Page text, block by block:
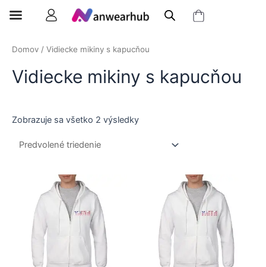
Domov / Vidiecke mikiny s kapucňou
Vidiecke mikiny s kapucňou
Zobrazuje sa všetko 2 výsledky